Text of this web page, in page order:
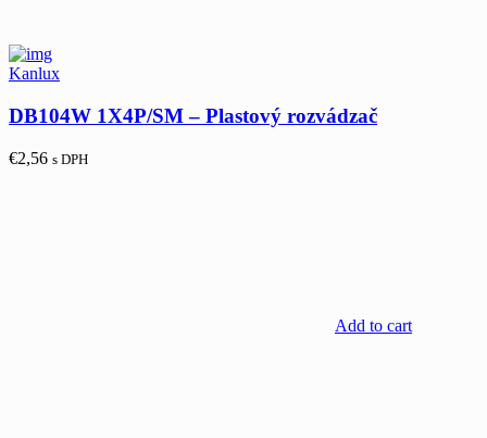
Kanlux
DB104W 1X4P/SM – Plastový rozvádzač
€2,56 s DPH
Add to cart